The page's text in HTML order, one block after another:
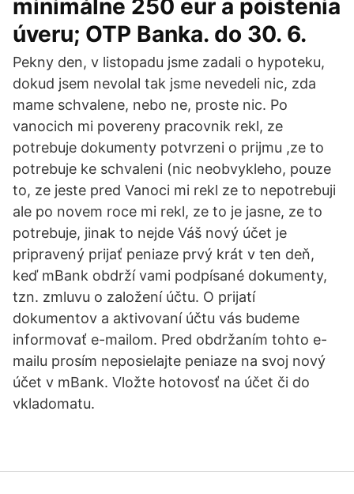
minimálne 250 eur a poistenia
úveru; OTP Banka. do 30. 6.
Pekny den, v listopadu jsme zadali o hypoteku,
dokud jsem nevolal tak jsme nevedeli nic, zda
mame schvalene, nebo ne, proste nic. Po
vanocich mi povereny pracovnik rekl, ze
potrebuje dokumenty potvrzeni o prijmu ,ze to
potrebuje ke schvaleni (nic neobvykleho, pouze
to, ze jeste pred Vanoci mi rekl ze to nepotrebuji
ale po novem roce mi rekl, ze to je jasne, ze to
potrebuje, jinak to nejde Váš nový účet je
pripravený prijať peniaze prvý krát v ten deň,
keď mBank obdrží vami podpísané dokumenty,
tzn. zmluvu o založení účtu. O prijatí
dokumentov a aktivovaní účtu vás budeme
informovať e-mailom. Pred obdržaním tohto e-
mailu prosím neposielajte peniaze na svoj nový
účet v mBank. Vložte hotovosť na účet či do
vkladomatu.